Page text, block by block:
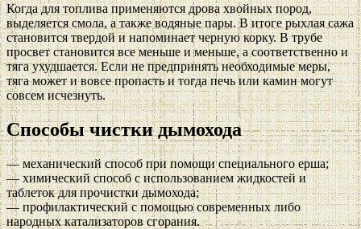
Когда для топлива применяются дрова хвойных пород,
выделяется смола, а также водяные пары. В итоге рыхлая сажа
становится твердой и напоминает черную корку. В трубе
просвет становится все меньше и меньше, а соответственно и
тяга ухудшается. Если не предпринять необходимые меры,
тяга может и вовсе пропасть и тогда печь или камин могут
совсем исчезнуть.
Способы чистки дымохода
— механический способ при помощи специального ерша;
— химический способ с использованием жидкостей и
таблеток для прочистки дымохода;
— профилактический с помощью современных либо
народных катализаторов сгорания.